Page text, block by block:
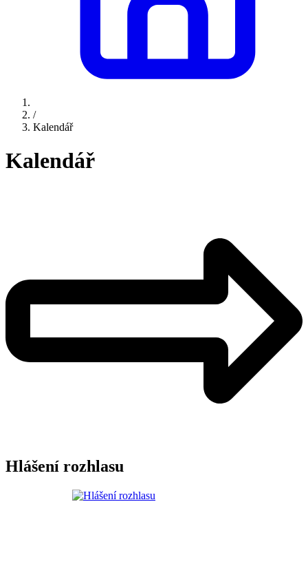
/
Kalendář
Kalendář
Hlášení rozhlasu